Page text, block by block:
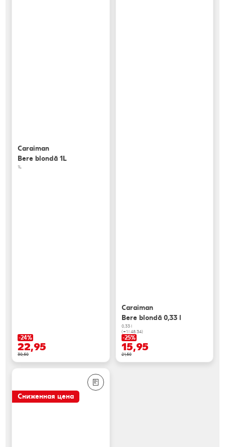
Caraiman
Bere blondă 1L
1L
-24%
22,95
30,50
Caraiman
Bere blondă 0,33 l
0,33 l
(=1 l 48.34)
-25%
15,95
21,50
Сниженная цена